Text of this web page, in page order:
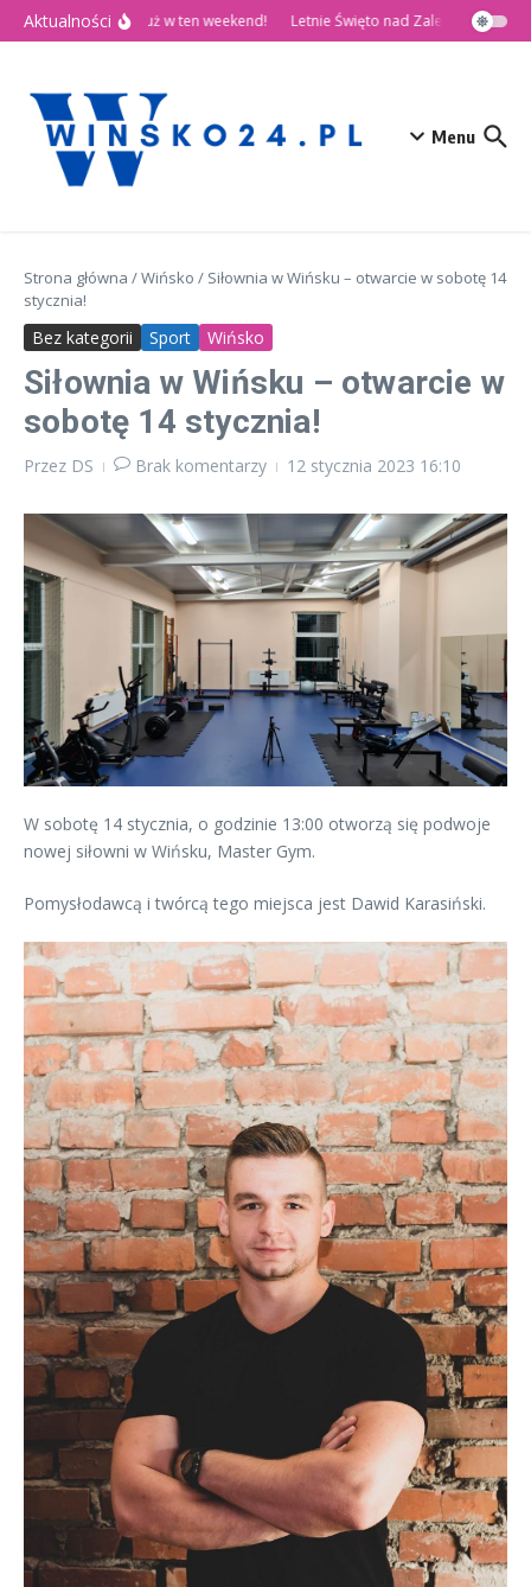
Przejdź do treści
Aktualności
🎉 Dni Wińska 2026 już w ten weekend! Letnie Święto nad Zalewem Słup
Menu
Strona główna /Wińsko / Siłownia w Wińsku – otwarcie w sobotę 14
stycznia!
Bez kategorii Sport Wińsko
Siłownia w Wińsku – otwarcie w
sobotę 14 stycznia!
Przez DS Brak komentarzy 12 stycznia 2023 16:10
W sobotę 14 stycznia, o godzinie 13:00 otworzą się podwoje
nowej siłowni w Wińsku, Master Gym.
Pomysłodawcą i twórcą tego miejsca jest Dawid Karasiński.